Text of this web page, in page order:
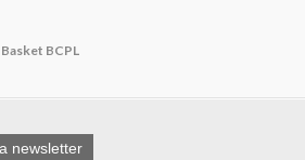
BCPL
newsletter